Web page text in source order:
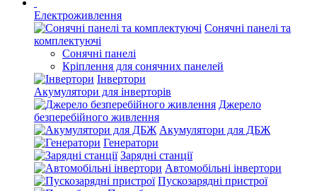
Електроживлення
Сонячні панелі та
комплектуючі
Сонячні панелі
Кріплення для сонячних панелей
Інвертори
Акумулятори для інверторів
Джерело
безперебійного живлення
Акумулятори для ДБЖ
Генератори
Зарядні станції
Автомобільні інвертори
Пускозарядні пристрої